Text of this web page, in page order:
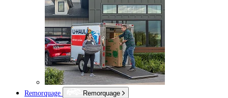
Remorquage
Remorquage